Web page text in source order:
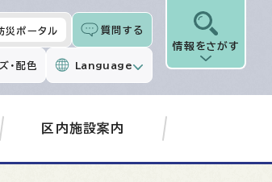
災ポータル 質問する
・配色 Language
情報をさがす
区内施設案内